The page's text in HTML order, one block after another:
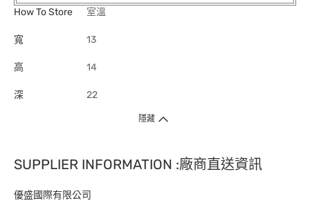
How To Store
室溫
寬 13
高 14
深 22
隱藏
SUPPLIER INFORMATION :廠商直送資訊
優盛國際有限公司